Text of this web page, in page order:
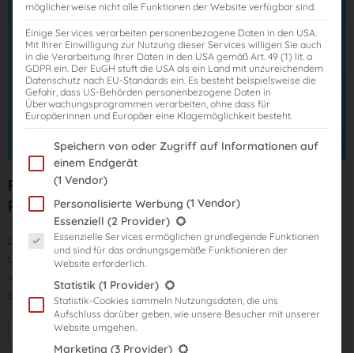
Fernkurs V1: digitale Lehrbriefe mit
Rechtsstand: 2026
Dieser Kurs umfasst ca. 160 Lehrbriefe, die dir digital auf der Online-
Lernplattform zur Verfügung stehen. Mithilfe der Lehrbriefe lernst und
vertiefst du den gesamten prüfungsrelevanten Stoff für das
Steuerberaterexamen.
Mehr Informationen + Starttermine
möglicherweise nicht alle Funktionen der Website verfügbar sind.
Einige Services verarbeiten personenbezogene Daten in den USA.
Mit Ihrer Einwilligung zur Nutzung dieser Services willigen Sie auch
in die Verarbeitung Ihrer Daten in den USA gemäß Art. 49 (1) lit. a
GDPR ein. Der EuGH stuft die USA als ein Land mit unzureichendem
Datenschutz nach EU-Standards ein. Es besteht beispielsweise die
Gefahr, dass US-Behörden personenbezogene Daten in
Überwachungsprogrammen verarbeiten, ohne dass für
Europäerinnen und Europäer eine Klagemöglichkeit besteht.
Im Folgenden finden Sie eine Liste der Zwecke des IAB
Speichern von oder Zugriff auf Informationen auf
einem Endgerät
(1 Vendor)
Personalisierte Werbung (1 Vendor)
Es folgt eine Liste der Service-Gruppen, für die eine Einwilligung
Essenziell (2 Provider)
Essenzielle Services ermöglichen grundlegende Funktionen
und sind für das ordnungsgemäße Funktionieren der
Website erforderlich.
Statistik (1 Provider)
Statistik-Cookies sammeln Nutzungsdaten, die uns
Aufschluss darüber geben, wie unsere Besucher mit unserer
Website umgehen.
Marketing (3 Provider)